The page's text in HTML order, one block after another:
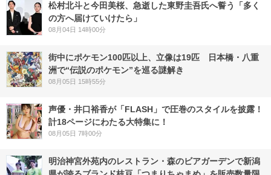
松村北斗と今田美桜、急逝した東野圭吾氏へ誓う「多く
の方へ届けていけたら」
08月04日 14時00分
街中にポケモン100匹以上、立像は19匹 日本橋・八重
洲で“伝説のポケモン”を巡る謎解き
08月05日 15時55分
声優・井口裕香が「FLASH」で圧巻のスタイルを披露！
計18ページにわたる大特集に！
08月05日 7時00分
明治神宮外苑内のレストラン・森のビアガーデンで新潟